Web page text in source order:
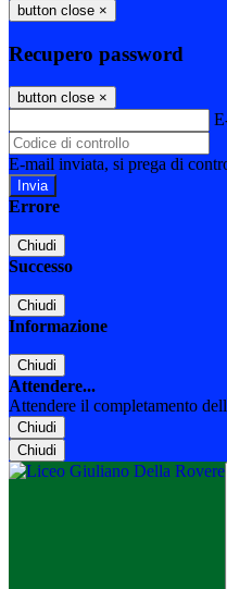
button close ×
Recupero password
button close ×
E-mail inviata, si prega di
Errore
Chiudi
Successo
Chiudi
Informazione
Chiudi
Attendere...
Attendere il completamento
Chiudi
Chiudi